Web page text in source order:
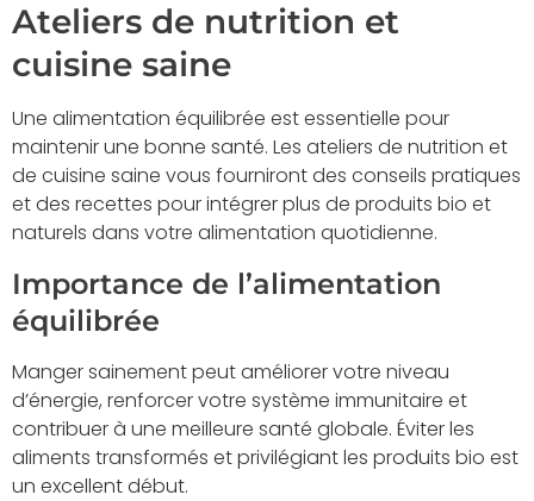
Ateliers de nutrition et
cuisine saine
Une alimentation équilibrée est essentielle pour
maintenir une bonne santé. Les ateliers de nutrition et
de cuisine saine vous fourniront des conseils pratiques
et des recettes pour intégrer plus de produits bio et
naturels dans votre alimentation quotidienne.
Importance de l’alimentation
équilibrée
Manger sainement peut améliorer votre niveau
d’énergie, renforcer votre système immunitaire et
contribuer à une meilleure santé globale. Éviter les
aliments transformés et privilégiant les produits bio est
un excellent début.